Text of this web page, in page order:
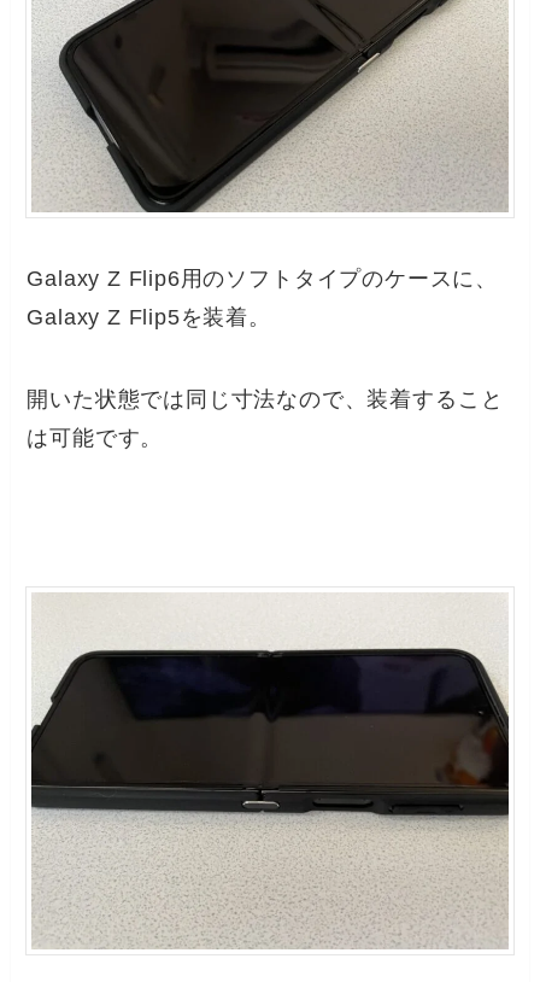
Galaxy Z Flip6用のソフトタイプのケースに、
Galaxy Z Flip5を装着。
開いた状態では同じ寸法なので、装着すること
は可能です。